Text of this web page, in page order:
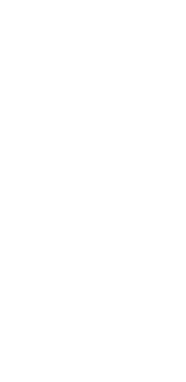
carte st patrick